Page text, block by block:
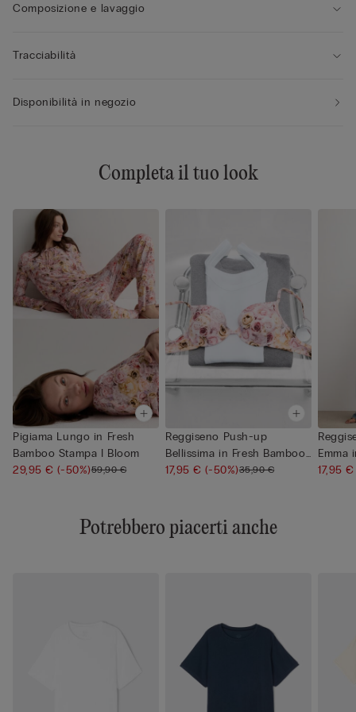
Composizione e lavaggio
Tracciabilità
Disponibilità in negozio
Completa il tuo look
Pigiama Lungo in Fresh
Bamboo Stampa I Bloom
29,95 €(-50%)59,90 €
Reggiseno Push-up
Bellissima in Fresh Bamboo
I Blo...
17,95 €(-50%)35,90 €
Emma
17,95
Potrebbero piacerti anche